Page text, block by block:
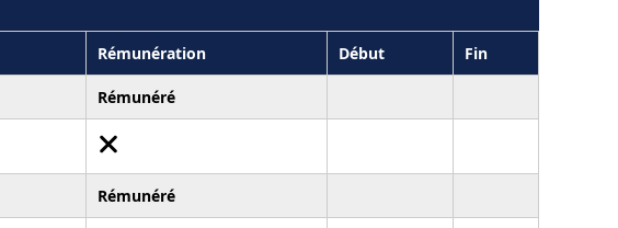
Rémunération Début Fin
Rémunéré
Rémunéré